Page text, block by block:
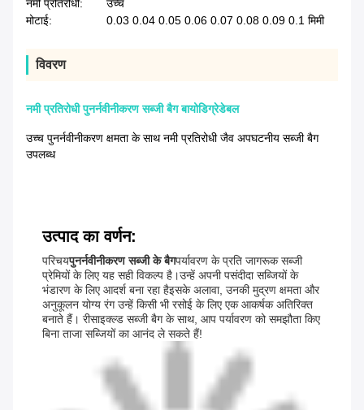
नमी प्रतिरोधी:
उच्च
मोटाई:
0.03 0.04 0.05 0.06 0.07 0.08 0.09 0.1 मिमी
विवरण
नमी प्रतिरोधी पुनर्नवीनीकरण सब्जी बैग बायोडिग्रेडेबल
उच्च पुनर्नवीनीकरण क्षमता के साथ नमी प्रतिरोधी जैव अपघटनीय सब्जी बैग
उपलब्ध
उत्पाद का वर्णन:
परिचयपुनर्नवीनीकरण सब्जी के बैगपर्यावरण के प्रति जागरूक सब्जी
प्रेमियों के लिए यह सही विकल्प है।उन्हें अपनी पसंदीदा सब्जियों के
भंडारण के लिए आदर्श बना रहा हैइसके अलावा, उनकी मुद्रण क्षमता और
अनुकूलन योग्य रंग उन्हें किसी भी रसोई के लिए एक आकर्षक अतिरिक्त
बनाते हैं। रीसाइक्ल्ड सब्जी बैग के साथ, आप पर्यावरण को समझौता किए
बिना ताजा सब्जियों का आनंद ले सकते हैं!